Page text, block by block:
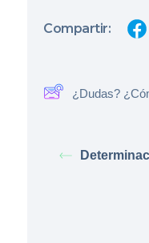
Compartir:
¿Dudas?